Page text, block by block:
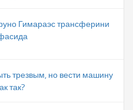
Гимараэс трансферини
трезвым, но вести машину
так?